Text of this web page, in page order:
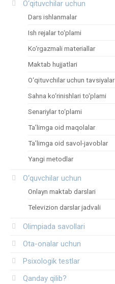
O‘qituvchilar uchun
Dars ishlanmalar
Ish rejalar to‘plami
Ko‘rgazmali materiallar
Maktab hujjatlari
O‘qituvchilar uchun tavsiyalar
Sahna ko‘rinishlari to‘plami
Senariylar to‘plami
Ta’limga oid maqolalar
Ta’limga oid savol-javoblar
Yangi metodlar
O‘quvchilar uchun
Onlayn maktab darslari
Televizion darslar jadvali
Olimpiada savollari
Ota-onalar uchun
Psixologik testlar
Qanday qilib?